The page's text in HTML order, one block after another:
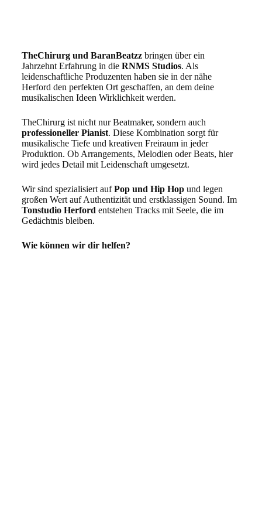
TheChirurg und BaranBeatzzbringen über ein
Jahrzehnt Erfahrung in die RNMS Studios. Als
leidenschaftliche Produzenten haben sie in der nähe
Herford den perfekten Ort geschaffen, an dem deine
musikalischen Ideen Wirklichkeit werden.
TheChirurg ist nicht nur Beatmaker, sondern auch
professioneller Pianist. Diese Kombination sorgt für
musikalische Tiefe und kreativen Freiraum in jeder
Produktion. Ob Arrangements, Melodien oder Beats, hier
wird jedes Detail mit Leidenschaft umgesetzt.
Wir sind spezialisiert aufPop und Hip Hopund legen
großen Wert auf Authentizität und erstklassigen Sound. Im
Tonstudio Herford entstehen Tracks mit Seele, die im
Gedächtnis bleiben.
Wie können wir dir helfen?